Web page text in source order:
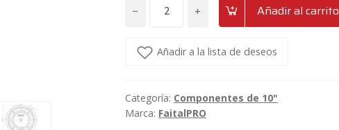
−
grave
250W
FaitalPRO
+ Añadir al carrito
Añadir a la lista de deseos
Categoría: Componentes de 10"
Marca: FaitalPRO